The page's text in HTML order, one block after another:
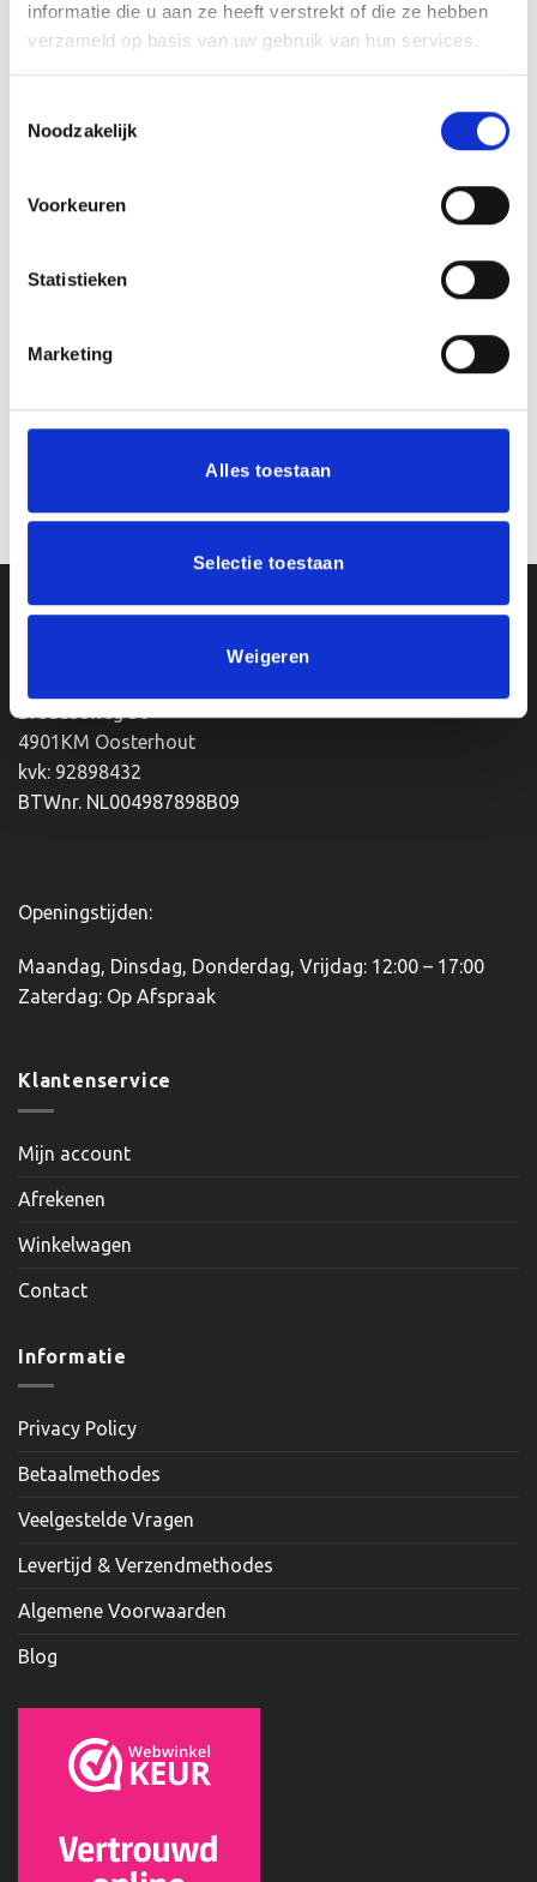
informatie die u aan ze heeft verstrekt of die ze hebben
verzameld op basis van uw gebruik van hun services.
Noodzakelijk
Voorkeuren
Statistieken
Marketing
Alles toestaan
Selectie toestaan
Weigeren
GERELATEERDE PRODUCTEN
mm)
€1.70 incl. BTW
aan
verlanglijst
(50/60/70 mm)
€1.70 incl. BTW
Ons Adres
Bredaseweg 56
4901KM Oosterhout
kvk: 92898432
BTWnr. NL004987898B09
Openingstijden:
Maandag, Dinsdag, Donderdag, Vrijdag: 12:00 – 17:00
Zaterdag: Op Afspraak
Klantenservice
Mijn account
Afrekenen
Winkelwagen
Contact
Informatie
Privacy Policy
Betaalmethodes
Veelgestelde Vragen
Levertijd & Verzendmethodes
Algemene Voorwaarden
Blog